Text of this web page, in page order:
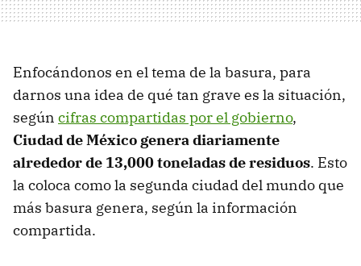
Enfocándonos en el tema de la basura, para
darnos una idea de qué tan grave es la situación,
según cifras compartidas por el gobierno,
Ciudad de México genera diariamente
alrededor de 13,000 toneladas de residuos. Esto
la coloca como la segunda ciudad del mundo que
más basura genera, según la información
compartida.